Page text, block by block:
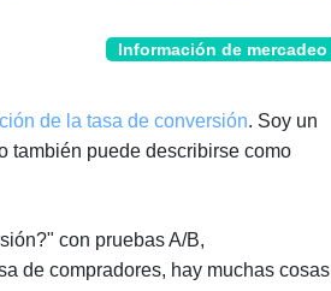
Información de mercadeo
de la tasa de conversión. Soy un
también puede describirse como
con pruebas A/B,
de compradores, hay muchas cosas